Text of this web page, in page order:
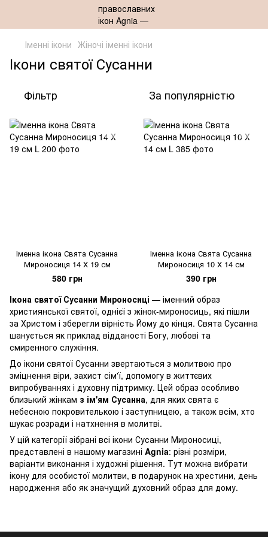
Іменні ікони Жіночі іменні ікони
Ікони святої Сусанни
Фільтр За популярністю
Іменна ікона Свята Сусанна
Мироносиця 14 Х 19 см
580 грн
Іменна ікона Свята Сусанна
Мироносиця 10 Х 14 см
390 грн
Ікона святої Сусанни Мироносиці — іменний образ
християнської святої, однієї з жінок-мироносиць, які пішли
за Христом і зберегли вірність Йому до кінця. Свята Сусанна
шанується як приклад відданості Богу, любові та
смиренного служіння.
До ікони святої Сусанни звертаються з молитвою про
зміцнення віри, захист сім'ї, допомогу в життєвих
випробуваннях і духовну підтримку. Цей образ особливо
близький жінкам з ім'ям Сусанна, для яких свята є
небесною покровителькою і заступницею, а також всім, хто
шукає розради і натхнення в молитві.
У цій категорії зібрані всі ікони Сусанни Мироносиці,
представлені в нашому магазині Agnia: різні розміри,
варіанти виконання і художні рішення. Тут можна вибрати
ікону для особистої молитви, в подарунок на хрестини, день
народження або як значущий духовний образ для дому.